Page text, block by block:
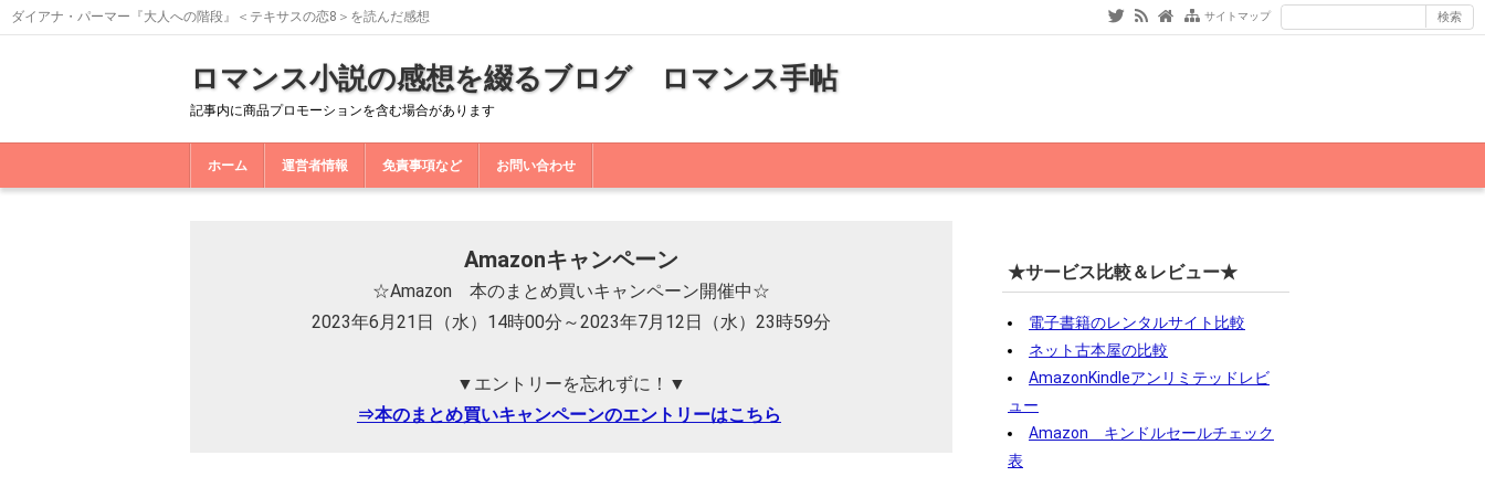
ダイアナ・パーマー『大人への階段』＜テキサスの恋8＞を読んだ感想 サイトマップ
ロマンス小説の感想を綴るブログ ロマンス手帖
記事内に商品プロモーションを含む場合があります
ホーム 運営者情報 免責事項など お問い合わせ
Amazonキャンペーン
☆Amazon 本のまとめ買いキャンペーン開催中☆
2023年6月21日（水）14時00分～2023年7月12日（水）23時59分
▼エントリーを忘れずに！▼
⇒本のまとめ買いキャンペーンのエントリーはこちら
★サービス比較＆レビュー★
電子書籍のレンタルサイト比較
ネット古本屋の比較
AmazonKindleアンリミテッドレビ
ュー
Amazon キンドルセールチェック
表